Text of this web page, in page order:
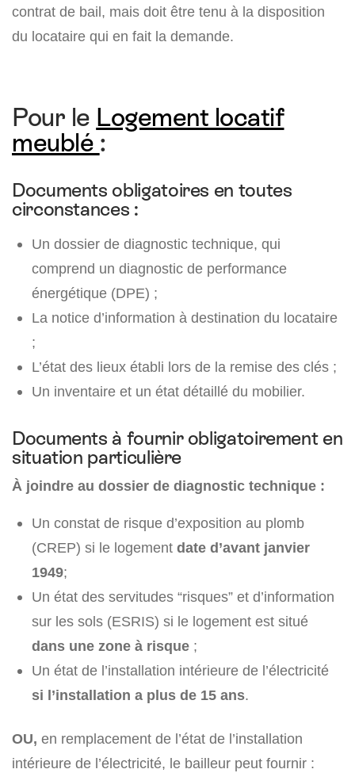
contrat de bail, mais doit être tenu à la disposition
du locataire qui en fait la demande.
Pour le Logement locatif
meublé :
Documents obligatoires en toutes
circonstances :
Un dossier de diagnostic technique, qui
comprend un diagnostic de performance
énergétique (DPE) ;
La notice d’information à destination du locataire
;
L’état des lieux établi lors de la remise des clés ;
Un inventaire et un état détaillé du mobilier.
Documents à fournir obligatoirement en
situation particulière
À joindre au dossier de diagnostic technique :
Un constat de risque d’exposition au plomb
(CREP) si le logement date d’avant janvier
1949;
Un état des servitudes “risques” et d’information
sur les sols (ESRIS) si le logement est situé
dans une zone à risque ;
Un état de l’installation intérieure de l’électricité
si l’installation a plus de 15 ans.
OU, en remplacement de l’état de l’installation
intérieure de l’électricité, le bailleur peut fournir :